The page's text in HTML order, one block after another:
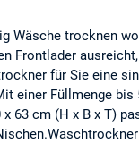
Wäsche trocknen
Frontlader
für Sie eine
einer Füllmenge bis
x 63 cm (H x B x T)